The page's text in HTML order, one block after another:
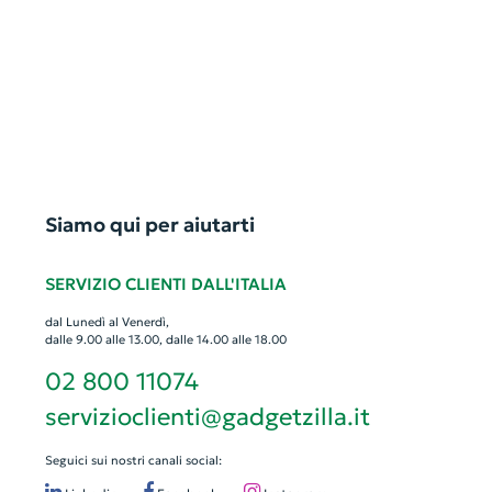
Siamo qui per aiutarti
SERVIZIO CLIENTI DALL'ITALIA
dal Lunedì al Venerdì,
dalle 9.00 alle 13.00, dalle 14.00 alle 18.00
02 800 11074
servizioclienti@gadgetzilla.it
Seguici sui nostri canali social: